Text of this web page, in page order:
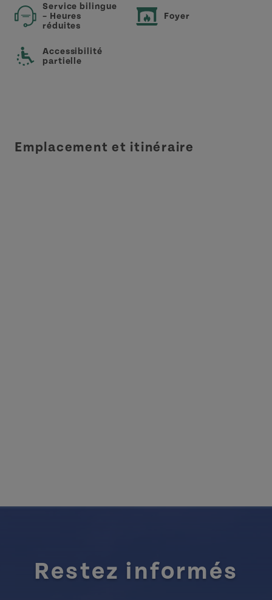
Service bilingue
– Heures
réduites
Foyer
Accessibilité
partielle
Emplacement et itinéraire
Restez informés